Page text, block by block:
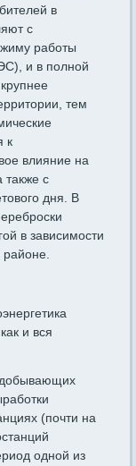
в
с
работы
и в полной
тем
к
влияние на
с
дня. В
в зависимости
районе.
и вся
(почти на
одной из